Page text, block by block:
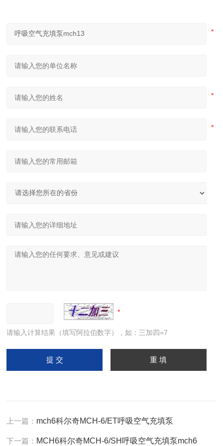
请输入计算结果（填写阿拉伯数字），如：三加四=7
上一篇： mch6科尔奇MCH-6/ET呼吸空气充填泵
下一篇： MCH6科尔奇MCH-6/SH呼吸空气充填泵mch6